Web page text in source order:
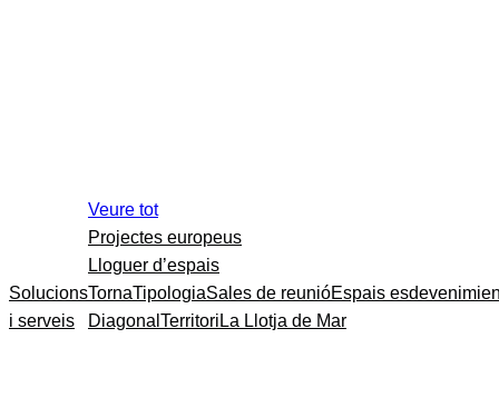
Solucions
i serveis
Veure tot
Projectes europeus
Lloguer d’espais
TornaTipologiaSales de reunióEspais
Diagonal Territori La Llotja de Mar